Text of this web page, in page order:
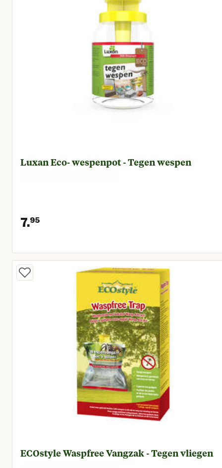
Luxan Eco- wespenpot - Tegen wespen
7.95
Huidige prijs € 7,95
ECOstyle Waspfree Vangzak - Tegen vliegen